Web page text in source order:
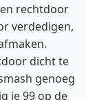
rechtdoor
verdedigen,
dicht te
genoeg
je 99 op de